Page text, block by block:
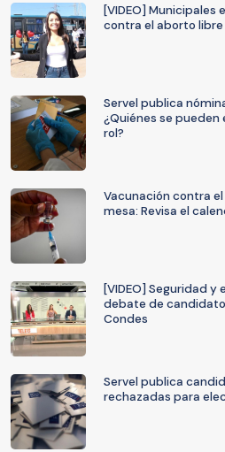
[VIDEO]
contra el aborto
Servel publica
¿Quiénes se
rol?
Vacunación contra
mesa: Revisa el
[VIDEO] Seguridad y
debate de
Condes
Servel publica
rechazadas para